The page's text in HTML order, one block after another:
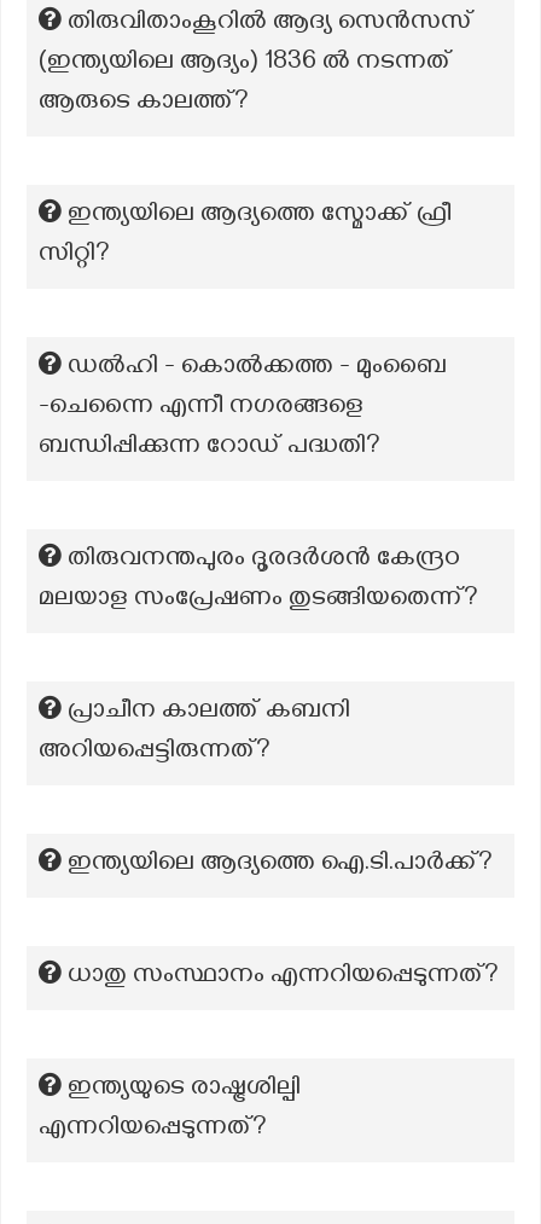
തിരുവിതാംകൂറിൽ ആദ്യ സെൻസസ്
(ഇന്ത്യയിലെ ആദ്യം) 1836 ൽ നടന്നത്
ആരുടെ കാലത്ത്?
ഇന്ത്യയിലെ ആദ്യത്തെ സ്മോക്ക് ഫ്രീ
സിറ്റി?
ഡൽഹി - കൊൽക്കത്ത - മുംബൈ
-ചെന്നൈ എന്നീ നഗരങ്ങളെ
ബന്ധിപ്പിക്കുന്ന റോഡ് പദ്ധതി?
തിരുവനന്തപുരം ദൂരദർശൻ കേന്ദ്രo
മലയാള സംപ്രേഷണം തുടങ്ങിയതെന്ന്?
പ്രാചീന കാലത്ത് കബനി
അറിയപ്പെട്ടിരുന്നത്?
ഇന്ത്യയിലെ ആദ്യത്തെ ഐ.ടി.പാര്‍ക്ക്?
ധാതു സംസ്ഥാനം എന്നറിയപ്പെടുന്നത്?
ഇന്ത്യയുടെ രാഷ്ട്രശില്പി
എന്നറിയപ്പെടുന്നത്?